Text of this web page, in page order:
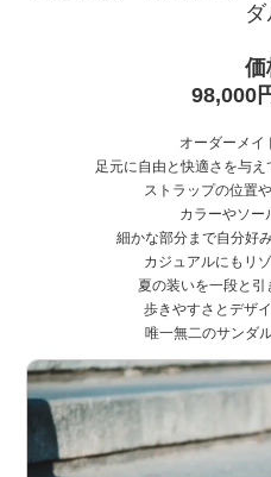
価
98,000
オーダーメイ
足元に自由と快適さを与え
ストラップの位置
カラーやソー
細かな部分まで自分好
カジュアルにもリ
夏の装いを一段と引
歩きやすさとデザ
唯一無二のサンダ